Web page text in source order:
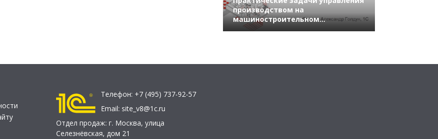
производством на
машиностроительном
предприятии
Телефон: +7 (495) 737-92-57
Email: site_v8@1c.ru
Отдел продаж: г. Москва, улица
Селезнёвская, дом 21